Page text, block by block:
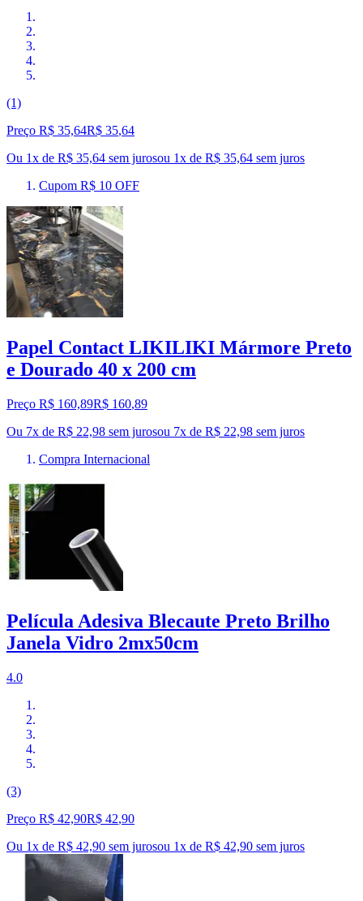
(1)
Preço R$ 35,64R$ 35,64
Ou 1x de R$ 35,64 sem jurosou 1x de R$ 35,64 sem juros
Cupom R$ 10 OFF
Papel Contact LIKILIKI Mármore Preto
e Dourado 40 x 200 cm
Preço R$ 160,89R$ 160,89
Ou 7x de R$ 22,98 sem jurosou 7x de R$ 22,98 sem juros
Compra Internacional
Película Adesiva Blecaute Preto Brilho
Janela Vidro 2mx50cm
4.0
(3)
Preço R$ 42,90R$ 42,90
Ou 1x de R$ 42,90 sem jurosou 1x de R$ 42,90 sem juros